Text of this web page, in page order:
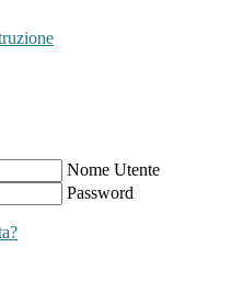
Nome Utente
Password